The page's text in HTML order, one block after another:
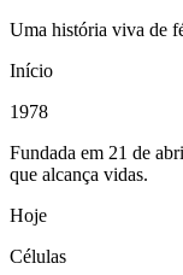
Uma história viva de
Início
1978
Fundada em 21 de
que alcança vidas.
Hoje
Células